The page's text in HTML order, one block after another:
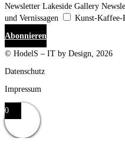
Newsletter Lakeside Gallery
und Vernissagen
Kunst-Kaffee-
Abonnieren
© HodelS – IT by Design, 2026
Datenschutz
Impressum
0